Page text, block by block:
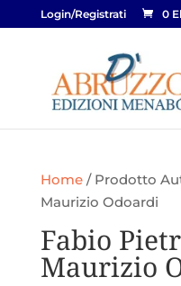
Login/Registrati 0
Home/ Prodotto
Maurizio Odoardi
Fabio
Maurizio